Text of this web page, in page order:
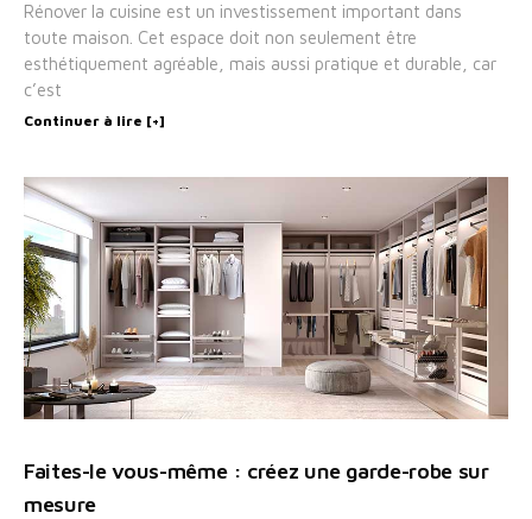
Rénover la cuisine est un investissement important dans
toute maison. Cet espace doit non seulement être
esthétiquement agréable, mais aussi pratique et durable, car
c’est
Continuer à lire [+]
Faites-le vous-même : créez une garde-robe sur
mesure